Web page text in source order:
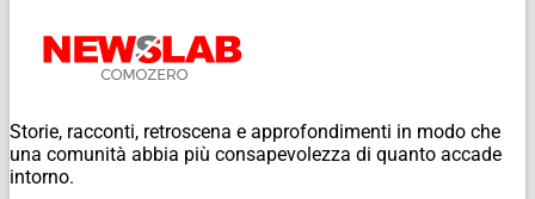
Storie, racconti, retroscena e approfondimenti in modo che
una comunità abbia più consapevolezza di quanto accade
intorno.